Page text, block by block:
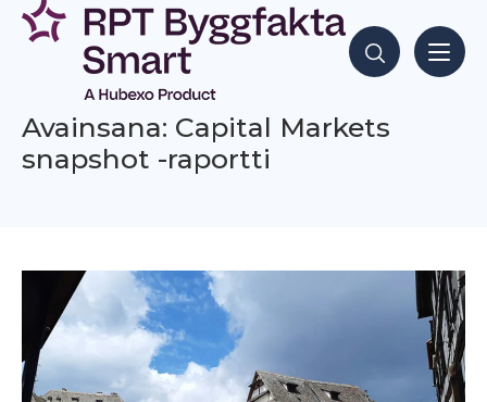
Siirry
sisältöön
Hae sisältöjä
Avainsana: Capital Markets
snapshot -raportti